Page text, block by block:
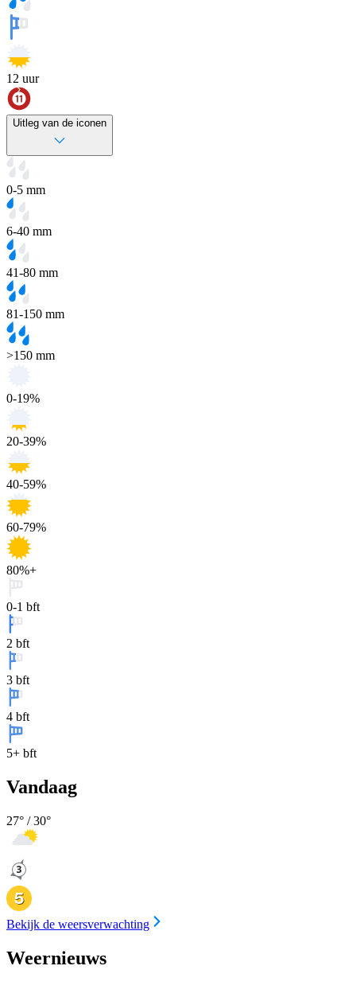
12 uur
Uitleg van de iconen
0-5 mm
6-40 mm
41-80 mm
81-150 mm
>150 mm
0-19%
20-39%
40-59%
60-79%
80%+
0-1 bft
2 bft
3 bft
4 bft
5+ bft
Vandaag
27° /30°
Bekijk de weersverwachting
Weernieuws